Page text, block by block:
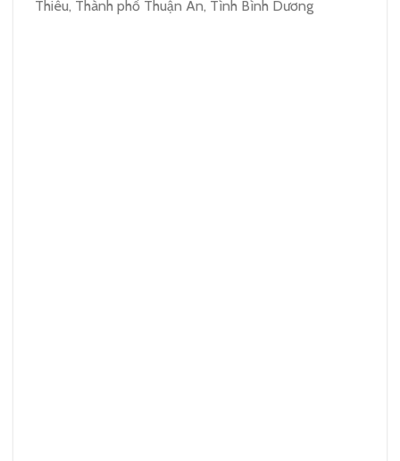
Thiêu, Thành phố Thuận An, Tình Bình Dương